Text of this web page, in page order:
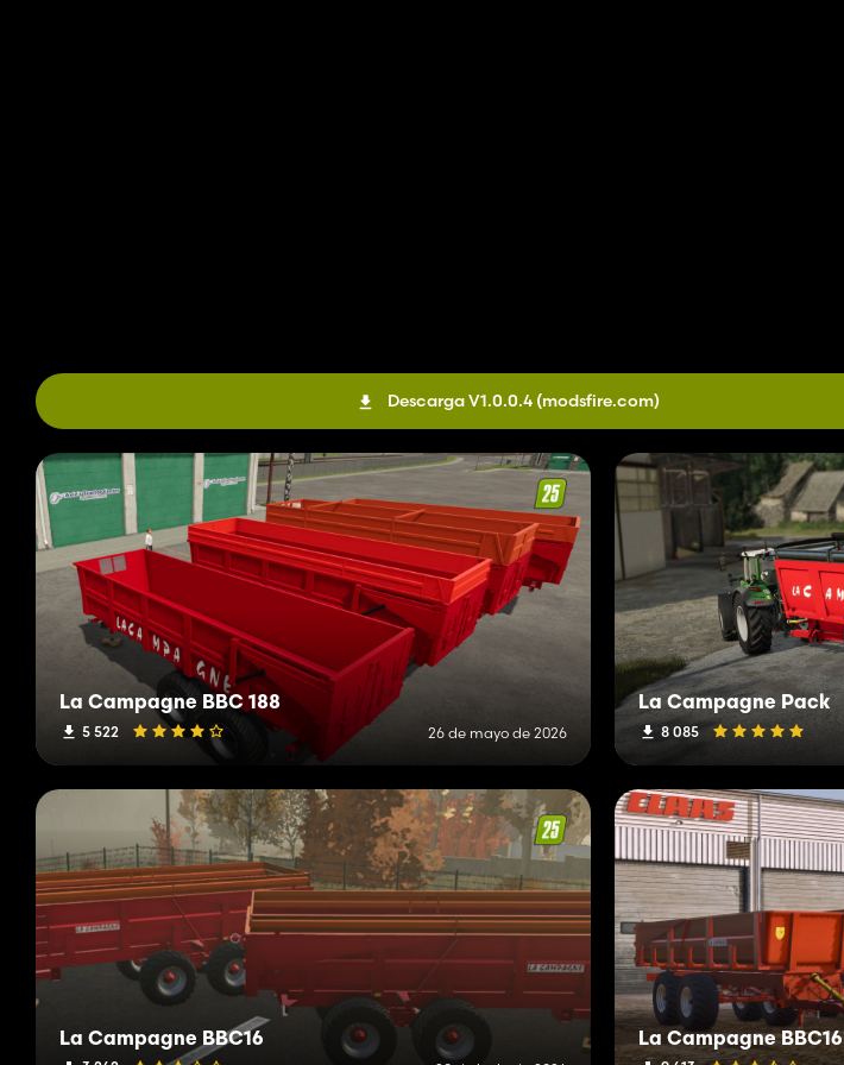
Descarga V1.0.0.4 (modsfire.com)
La Campagne BBC 188
5 522 26 de mayo de 2026
La Campagne Pack
8 085
La Campagne BBC16 La Campagne BBC16